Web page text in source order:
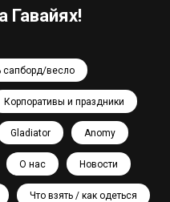
Гавайях!
сапборд/весло
Корпоративы и праздники
Gladiator Anomy
О нас Новости
Что взять / как одеться